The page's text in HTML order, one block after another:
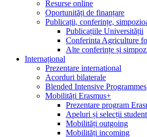
Resurse online
Oportunități de finanțare
Publicații, conferințe,
Publicațiile Universității
Conferinta Agriculture
Alte conferințe și
Internațional
Prezentare international
Acorduri bilaterale
Blended Intensive Programmes
Mobilități Erasmus+
Prezentare program
Apeluri și selecții
Mobilități outgoing
Mobilități incoming